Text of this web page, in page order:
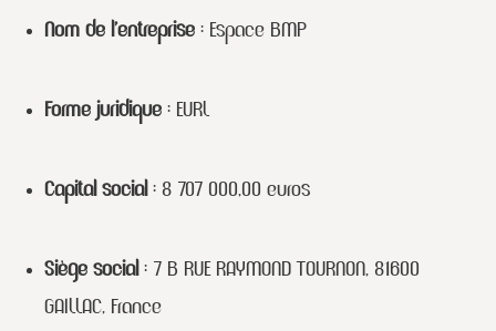
Nom de l’entreprise : Espace BMP
Forme juridique : EURL
Capital social : 8 707 000,00 euros
Siège social : 7 B RUE RAYMOND TOURNON, 81600
GAILLAC, France